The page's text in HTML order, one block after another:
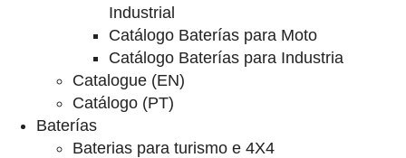
Industrial
Catálogo Baterías para Moto
Catálogo Baterías para Industria
Catalogue (EN)
Catálogo (PT)
Baterías
Baterias para turismo e 4X4